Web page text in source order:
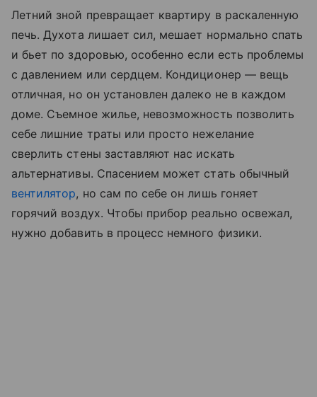
Летний зной превращает квартиру в раскаленную
печь. Духота лишает сил, мешает нормально спать
и бьет по здоровью, особенно если есть проблемы
с давлением или сердцем. Кондиционер — вещь
отличная, но он установлен далеко не в каждом
доме. Съемное жилье, невозможность позволить
себе лишние траты или просто нежелание
сверлить стены заставляют нас искать
альтернативы. Спасением может стать обычный
вентилятор, но сам по себе он лишь гоняет
горячий воздух. Чтобы прибор реально освежал,
нужно добавить в процесс немного физики.